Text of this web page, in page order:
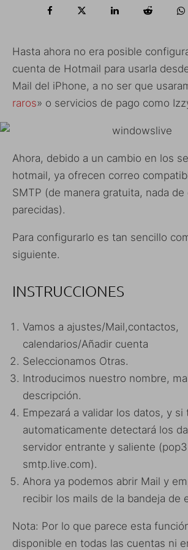
Hasta ahora no era posible
cuenta de Hotmail para usarla
Mail del iPhone, a no ser que
raros» o servicios de pago como
Ahora, debido a un cambio en los
hotmail, ya ofrecen correo
SMTP (de manera gratuita, nada
parecidas).
Para configurarlo es tan sencillo
siguiente.
INSTRUCCIONES
Vamos a ajustes/Mail,contactos,
calendarios/Añadir cuenta
Seleccionamos Otras.
Introducimos nuestro nombre,
descripción.
Empezará a validar los datos, y si
automaticamente detectará los
servidor entrante y saliente
smtp.live.com).
Ahora ya podemos abrir Mail y
recibir los mails de la bandeja de
Nota: Por lo que parece esta
disponible en todas las cuentas ni